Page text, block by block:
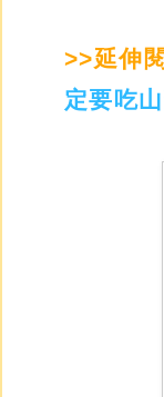
>>延伸
定要吃